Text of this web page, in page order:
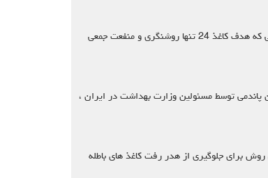
تبلیغات کاغذی عامل تولید کاغذ باطله شاید درج این مطلب در سایت کاغذ 24 که فعال در زمینه بازیافت کاغذ باطله است کمی دور از انتظار مخاطب باشد. اما از آنجایی که هدف کاغذ 24 تنها روشنگری و منفعت جمعی
و اعلام رسمی این پاندمی توسط مسئولین وزارت بهداشت در ایران ،
برای جلوگیری از هدر رفت کاغذ های باطله